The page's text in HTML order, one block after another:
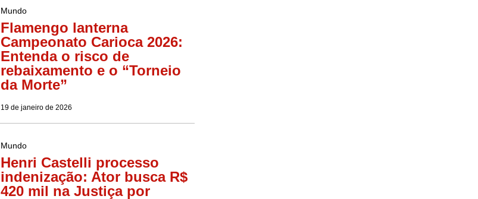
Mundo
Flamengo lanterna
Campeonato Carioca 2026:
Entenda o risco de
rebaixamento e o “Torneio
da Morte”
19 de janeiro de 2026
Mundo
Henri Castelli processo
indenização: Ator busca R$
420 mil na Justiça por